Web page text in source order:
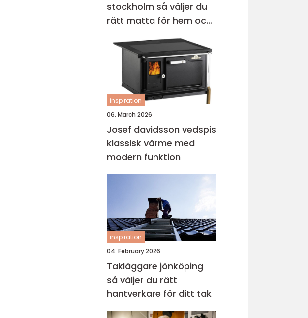
stockholm så väljer du
rätt matta för hem och
inspiration
06. March 2026
Josef davidsson vedspis
klassisk värme med
modern funktion
inspiration
04. February 2026
Takläggare jönköping
så väljer du rätt
hantverkare för ditt tak